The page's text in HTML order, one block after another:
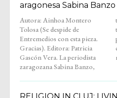
aragonesa Sabina Banzo
Autora: Ainhoa Montero
Tolosa (Se despide de
Entremedios con esta pieza.
Gracias). Editora: Patricia
Gascón Vera. La periodista
zaragozana Sabina Banzo,
tras años como reportera de
televisión y locutora de spots
para grandes marcas,
comenzó su andadura en